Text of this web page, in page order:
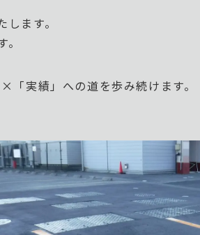
ます。
実績」への道を歩み続けます。